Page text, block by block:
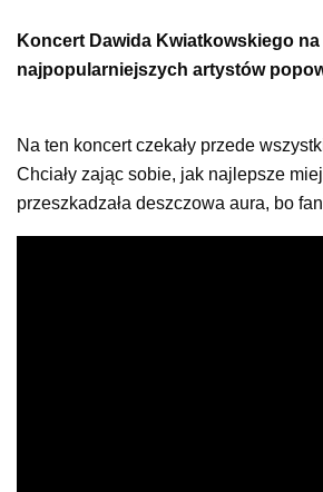
Koncert Dawida Kwiatkowskiego
najpopularniejszych artystów
Na ten koncert czekały przede
Chciały zając sobie, jak najlepsze
przeszkadzała deszczowa aura, bo